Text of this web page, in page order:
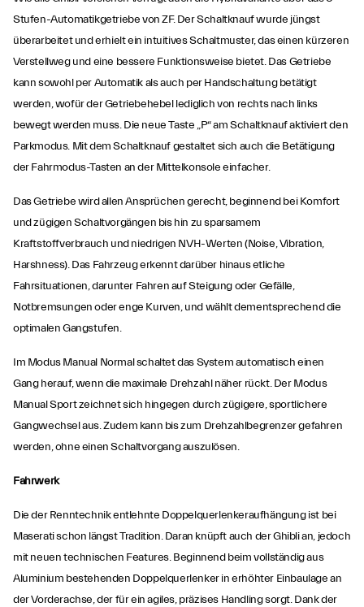
Stufen-Automatikgetriebe von ZF. Der Schaltknauf wurde jüngst
überarbeitet und erhielt ein intuitives Schaltmuster, das einen kürzeren
Verstellweg und eine bessere Funktionsweise bietet. Das Getriebe
kann sowohl per Automatik als auch per Handschaltung betätigt
werden, wofür der Getriebehebel lediglich von rechts nach links
bewegt werden muss. Die neue Taste „P“ am Schaltknauf aktiviert den
Parkmodus. Mit dem Schaltknauf gestaltet sich auch die Betätigung
der Fahrmodus-Tasten an der Mittelkonsole einfacher.
Das Getriebe wird allen Ansprüchen gerecht, beginnend bei Komfort
und zügigen Schaltvorgängen bis hin zu sparsamem
Kraftstoffverbrauch und niedrigen NVH-Werten (Noise, Vibration,
Harshness). Das Fahrzeug erkennt darüber hinaus etliche
Fahrsituationen, darunter Fahren auf Steigung oder Gefälle,
Notbremsungen oder enge Kurven, und wählt dementsprechend die
optimalen Gangstufen.
Im Modus Manual Normal schaltet das System automatisch einen
Gang herauf, wenn die maximale Drehzahl näher rückt. Der Modus
Manual Sport zeichnet sich hingegen durch zügigere, sportlichere
Gangwechsel aus. Zudem kann bis zum Drehzahlbegrenzer gefahren
werden, ohne einen Schaltvorgang auszulösen.
Fahrwerk
Die der Renntechnik entlehnte Doppelquerlenkeraufhängung ist bei
Maserati schon längst Tradition. Daran knüpft auch der Ghibli an, jedoch
mit neuen technischen Features. Beginnend beim vollständig aus
Aluminium bestehenden Doppelquerlenker in erhöhter Einbaulage an
der Vorderachse, der für ein agiles, präzises Handling sorgt. Dank der